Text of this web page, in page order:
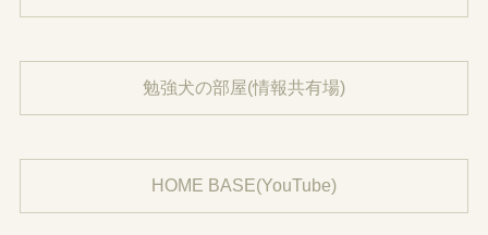
勉強犬の部屋(情報共有場)
HOME BASE(YouTube)